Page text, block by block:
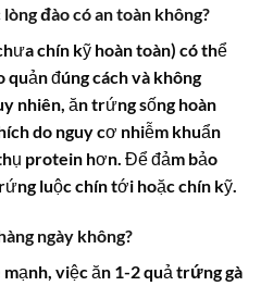
đào có an toàn không?
chín kỹ hoàn toàn) có thể
đúng cách và không
nhiên, ăn trứng sống hoàn
do nguy cơ nhiễm khuẩn
protein hơn. Để đảm bảo
luộc chín tới hoặc chín kỹ.
ngày không?
việc ăn 1-2 quả trứng gà